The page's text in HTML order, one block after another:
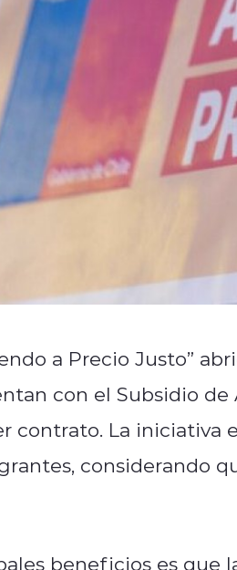
a Precio Justo”
con el Subsidio
contrato. La iniciativa
considerando
beneficios es que